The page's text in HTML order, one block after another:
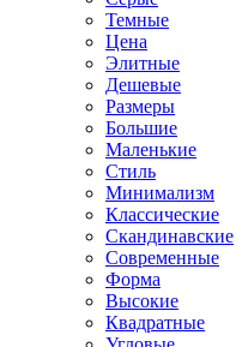
Темные
Цена
Элитные
Дешевые
Размеры
Большие
Маленькие
Стиль
Минимализм
Классические
Скандинавские
Современные
Форма
Высокие
Квадратные